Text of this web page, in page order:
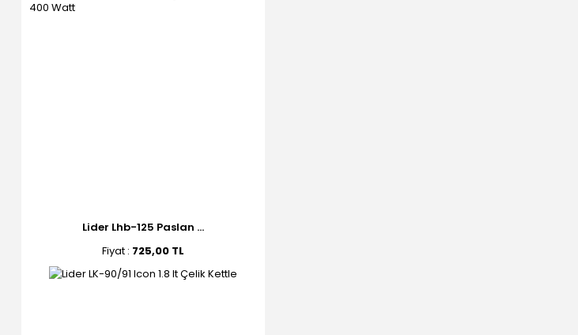
Lider Lhb-125 Paslan ...
Fiyat : 725,00 TL